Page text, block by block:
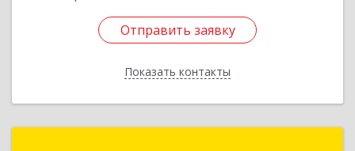
Отправить заявку
Показать контакты
Отправить заявку
Назад